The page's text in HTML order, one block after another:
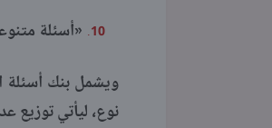
«أسئلة
نوع، ليأتي توزيع